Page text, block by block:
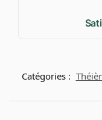
Catégories :